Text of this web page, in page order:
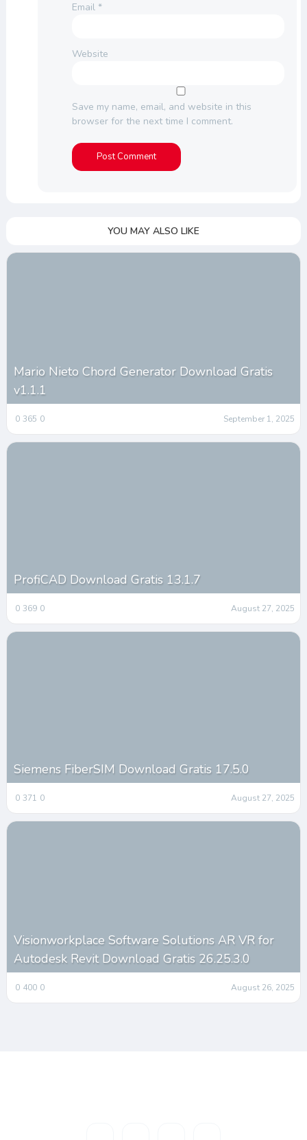
Email *
Website
Save my name, email, and website in this
browser for the next time I comment.
YOU MAY ALSO LIKE
Mario Nieto Chord Generator Download Gratis
v1.1.1
0 365 0 September 1, 2025
ProfiCAD Download Gratis 13.1.7
0 369 0 August 27, 2025
Siemens FiberSIM Download Gratis 17.5.0
0 371 0 August 27, 2025
Visionworkplace Software Solutions AR VR for
Autodesk Revit Download Gratis 26.25.3.0
0 400 0 August 26, 2025